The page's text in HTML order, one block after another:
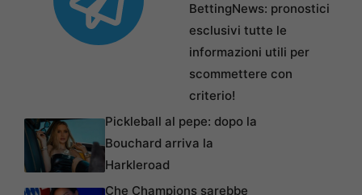
BettingNews: pronostici
esclusivi tutte le
informazioni utili per
scommettere con
criterio!
Pickleball al pepe: dopo la
Bouchard arriva la
Harkleroad
Che Champions sarebbe